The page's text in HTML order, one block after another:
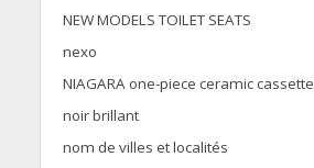
NEW MODELS TOILET SEATS
nexo
NIAGARA one-piece ceramic cassette
noir brillant
nom de villes et localités